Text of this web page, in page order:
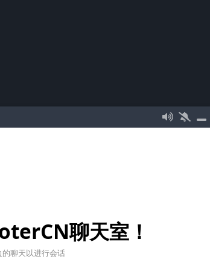
聊天室！
聊天以进行会话